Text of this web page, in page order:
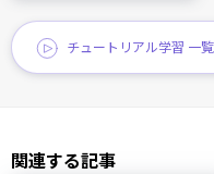
チュートリアル学習 一
関連する記事